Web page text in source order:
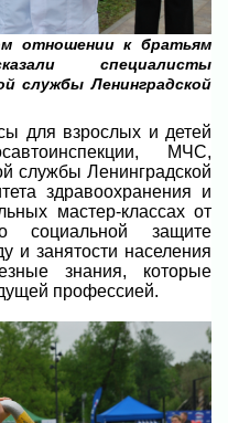
отношении к братьям
специалисты
службы Ленинградской
для взрослых и детей
МЧС,
службы Ленинградской
здравоохранения и
мастер-классах от
социальной защите
и занятости населения
знания, которые
профессией.